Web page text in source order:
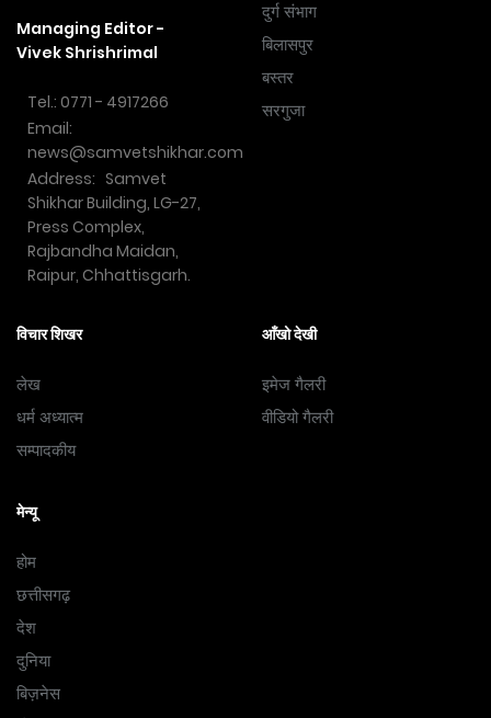
Managing Editor -
Vivek Shrishrimal
Tel.: 0771 - 4917266
Email:
news@samvetshikhar.com
Address: Samvet
Shikhar Building, LG-27,
Press Complex,
Rajbandha Maidan,
Raipur, Chhattisgarh.
दुर्ग संभाग
बिलासपुर
बस्तर
सरगुजा
विचार शिखर
लेख
धर्म अध्यात्म
सम्पादकीय
आँखो देखी
इमेज गैलरी
वीडियो गैलरी
मेन्यू
होम
छत्तीसगढ़
देश
दुनिया
बिज़नेस